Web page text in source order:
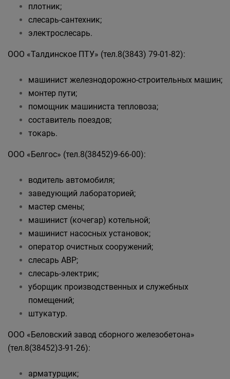
плотник;
слесарь-сантехник;
электрослесарь.
ООО «Талдинское ПТУ» (тел.8(3843) 79-01-82):
машинист железнодорожно-строительных машин;
монтер пути;
помощник машиниста тепловоза;
составитель поездов;
токарь.
ООО «Белгос» (тел.8(38452)9-66-00):
водитель автомобиля;
заведующий лабораторией;
мастер смены;
машинист (кочегар) котельной;
машинист насосных установок;
оператор очистных сооружений;
слесарь АВР;
слесарь-электрик;
уборщик производственных и служебных
помещений;
штукатур.
ООО «Беловский завод сборного железобетона»
(тел.8(38452)3-91-26):
арматурщик;